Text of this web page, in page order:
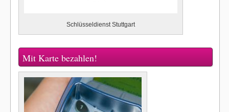
Schlüsseldienst Stuttgart
Mit Karte bezahlen!